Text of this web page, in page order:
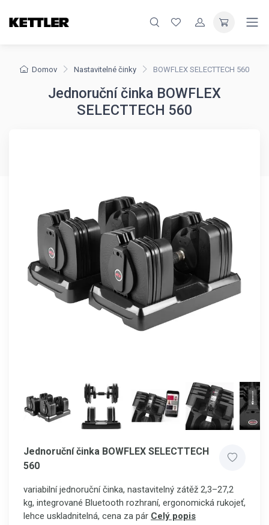
Domov Nastavitelné činky BOWFLEX SELECTTECH 560
Jednoruční činka BOWFLEX
SELECTTECH 560
Jednoruční činka BOWFLEX SELECTTECH
560
variabilní jednoruční činka, nastavitelný zátěž 2,3–27,2
kg, integrované Bluetooth rozhraní, ergonomická rukojeť,
lehce uskladnitelná, cena za pár Celý popis